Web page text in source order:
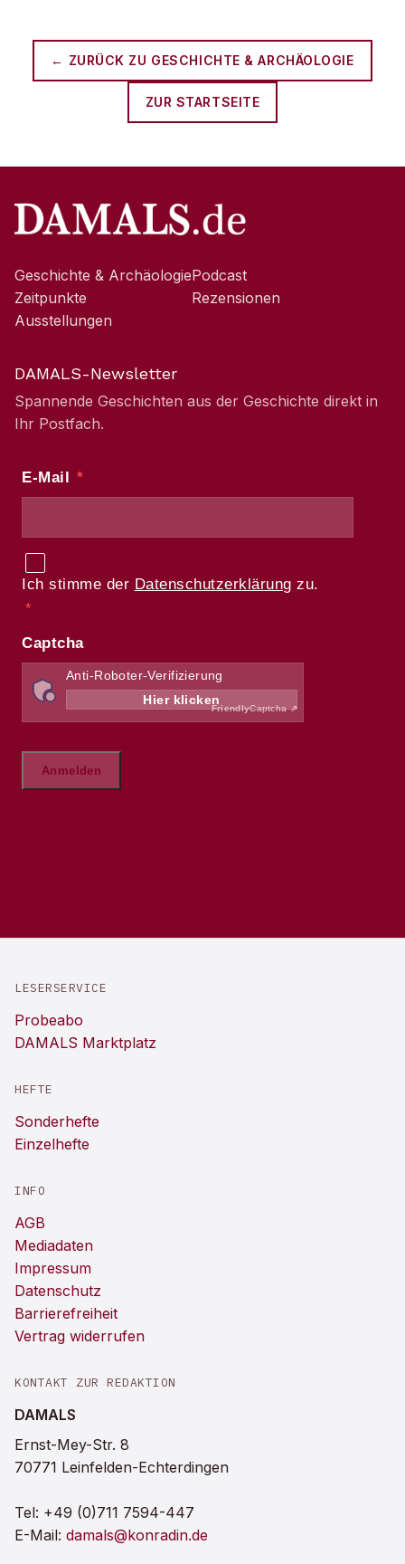
← ZURÜCK ZU GESCHICHTE & ARCHÄOLOGIE
ZUR STARTSEITE
Geschichte & Archäologie
Zeitpunkte
Ausstellungen
Podcast
Rezensionen
DAMALS-Newsletter
Spannende Geschichten aus der Geschichte direkt in
Ihr Postfach.
LESERSERVICE
Probeabo
DAMALS Marktplatz
HEFTE
Sonderhefte
Einzelhefte
INFO
AGB
Mediadaten
Impressum
Datenschutz
Barrierefreiheit
Vertrag widerrufen
KONTAKT ZUR REDAKTION
DAMALS
Ernst-Mey-Str. 8
70771 Leinfelden-Echterdingen
Tel: +49 (0)711 7594-447
E-Mail: damals@konradin.de